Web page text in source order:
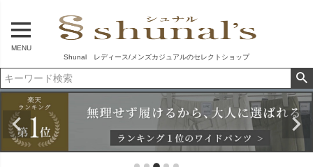
MENU
Shunal レディース/メンズカジュアルのセレクトショップ